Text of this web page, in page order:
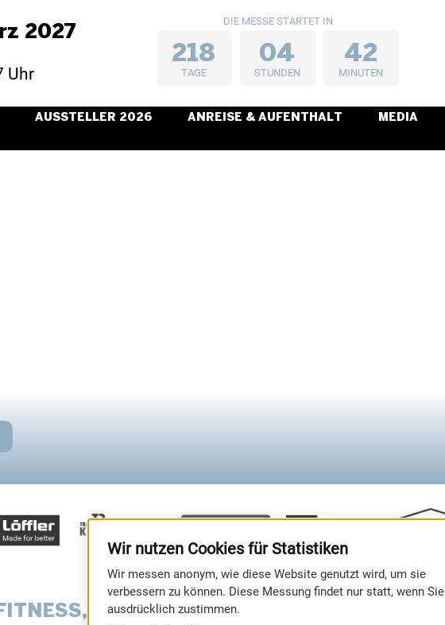
2027
Uhr
DIE MESSE STARTET IN
218
TAGE
04
STUNDEN
42
MINUTEN
AUSSTELLER 2026 ANREISE & AUFENTHALT MEDIA
OUTDOOR & BEWEGUNG
Wir nutzen Cookies für Statistiken
Wir messen anonym, wie diese Website genutzt wird, um sie
verbessern zu können. Diese Messung findet nur statt, wenn Sie
ausdrücklich zustimmen.